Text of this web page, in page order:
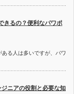
きるの？便利なパワポ
る人は多いですが、パワ
ニアの役割と必要な知